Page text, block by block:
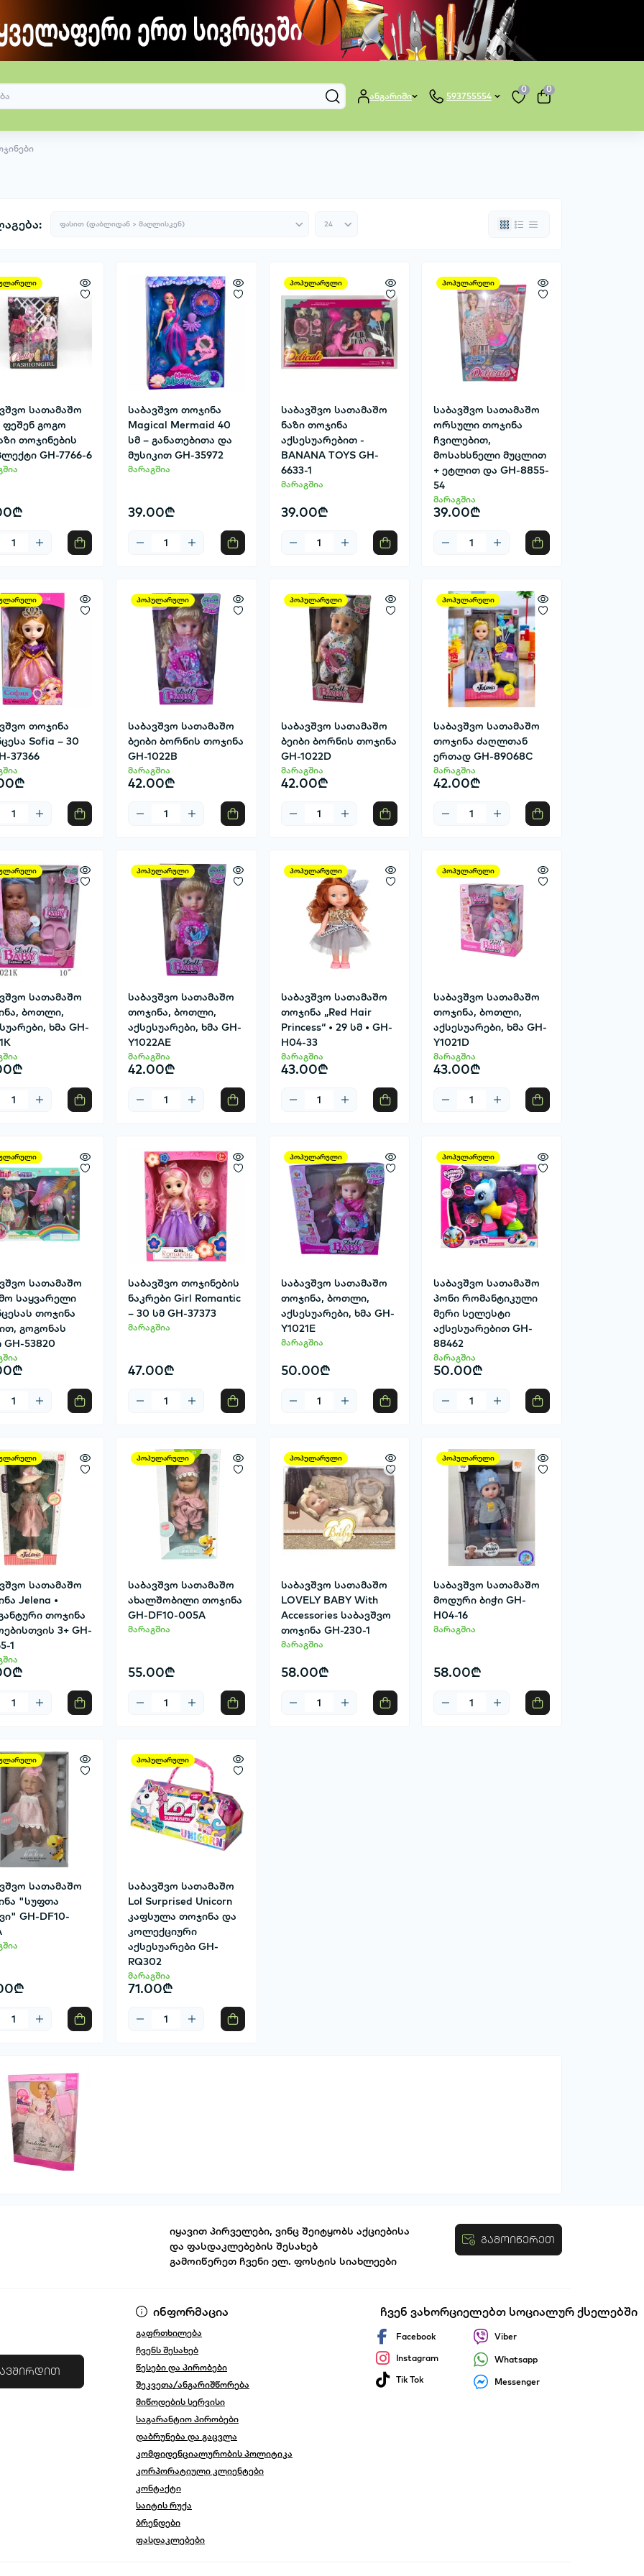
ანგარიში 593755554
0 0
სათამაშო
ფეშენ გოგო
თოჯინების
GH-7766-6
საბავშვო თოჯინა
Magical Mermaid 40
სმ – განათებითა და
მუსიკით GH-35972
მარაგშია
39.00₾
პოპულარული
საბავშვო სათამაშო
ნაზი თოჯინა
აქსესუარებით -
BANANA TOYS GH-
6633-1
მარაგშია
39.00₾
პოპულარული
საბავშვო სათამაშო
ორსული თოჯინა
ჩვილებით,
მოსახსნელი მუცლით
+ ეტლით და GH-8855-
54
მარაგშია
39.00₾
თოჯინა
Sofia – 30
37366
პოპულარული
საბავშვო სათამაშო
ბეიბი ბორნის თოჯინა
GH-1022B
მარაგშია
42.00₾
პოპულარული
საბავშვო სათამაშო
ბეიბი ბორნის თოჯინა
GH-1022D
მარაგშია
42.00₾
პოპულარული
საბავშვო სათამაშო
თოჯინა ძაღლთან
ერთად GH-89068C
მარაგშია
42.00₾
სათამაშო
ბოთლი,
ხმა GH-
პოპულარული
საბავშვო სათამაშო
თოჯინა, ბოთლი,
აქსესუარები, ხმა GH-
Y1022AE
მარაგშია
42.00₾
პოპულარული
საბავშვო სათამაშო
თოჯინა „Red Hair
Princess“ • 29 სმ • GH-
H04-33
მარაგშია
43.00₾
პოპულარული
საბავშვო სათამაშო
თოჯინა, ბოთლი,
აქსესუარები, ხმა GH-
Y1021D
მარაგშია
43.00₾
სათამაშო
საყვარელი
თოჯინა
გოგონას
GH-53820
საბავშვო თოჯინების
ნაკრები Girl Romantic
– 30 სმ GH-37373
მარაგშია
47.00₾
პოპულარული
საბავშვო სათამაშო
თოჯინა, ბოთლი,
აქსესუარები, ხმა GH-
Y1021E
მარაგშია
50.00₾
პოპულარული
საბავშვო სათამაშო
პონი რომანტიკული
მერი სელესტი
აქსესუარებით GH-
88462
მარაგშია
50.00₾
სათამაშო
Jelena •
თოჯინა
3+ GH-
1
პოპულარული
საბავშვო სათამაშო
ახალშობილი თოჯინა
GH-DF10-005A
მარაგშია
55.00₾
პოპულარული
საბავშვო სათამაშო
LOVELY BABY With
Accessories საბავშვო
თოჯინა GH-230-1
მარაგშია
58.00₾
პოპულარული
საბავშვო სათამაშო
მოდური ბიჭი GH-
H04-16
მარაგშია
58.00₾
სათამაშო
"სუფთა
GH-DF10-
პოპულარული
საბავშვო სათამაშო
Lol Surprised Unicorn
კაფსულა თოჯინა და
კოლექციური
აქსესუარები GH-
RQ302
მარაგშია
71.00₾
იყავით პირველები, ვინც შეიტყობს აქციებისა
და ფასდაკლებების შესახებ
გამოიწერეთ ჩვენი ელ. ფოსტის სიახლეები
გამოიწერეთ
წესები და პირობები
ინფორმაცია
გაფრთხილება
ჩვენს შესახებ
წესები და პირობები
შეკვეთა/ანგარიშწორება
მიწოდების სერვისი
საგარანტიო პირობები
დაბრუნება და გაცვლა
კომფიდენციალურობის პოლიტიკა
კორპორატიული კლიენტები
კონტაქტი
საიტის რუქა
ბრენდები
ფასდაკლებები
ჩვენ ვახორციელებთ სოციალურ ქსელებში
Facebook
Instagram
Tik Tok
Viber
Whatsapp
Messenger